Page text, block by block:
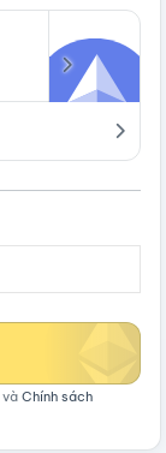
và Chính sách